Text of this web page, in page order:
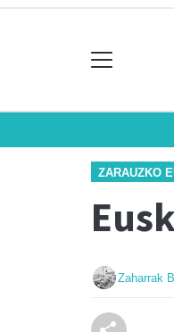
ZARAUZKO
Zaharrak